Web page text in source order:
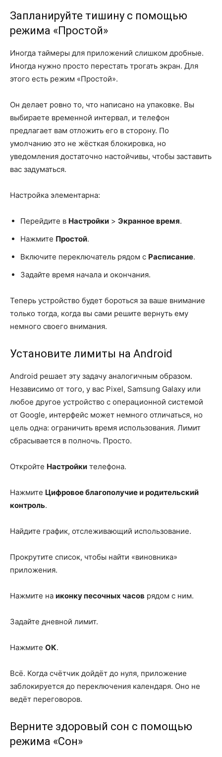
Запланируйте тишину с помощью
режима «Простой»
Иногда таймеры для приложений слишком дробные.
Иногда нужно просто перестать трогать экран. Для
этого есть режим «Простой».
Он делает ровно то, что написано на упаковке. Вы
выбираете временной интервал, и телефон
предлагает вам отложить его в сторону. По
умолчанию это не жёсткая блокировка, но
уведомления достаточно настойчивы, чтобы заставить
вас задуматься.
Настройка элементарна:
Перейдите в Настройки > Экранное время.
Нажмите Простой.
Включите переключатель рядом с Расписание.
Задайте время начала и окончания.
Теперь устройство будет бороться за ваше внимание
только тогда, когда вы сами решите вернуть ему
немного своего внимания.
Установите лимиты на Android
Android решает эту задачу аналогичным образом.
Независимо от того, у вас Pixel, Samsung Galaxy или
любое другое устройство с операционной системой
от Google, интерфейс может немного отличаться, но
цель одна: ограничить время использования. Лимит
сбрасывается в полночь. Просто.
Откройте Настройки телефона.
Нажмите Цифровое благополучие и родительский
контроль.
Найдите график, отслеживающий использование.
Прокрутите список, чтобы найти «виновника»
приложения.
Нажмите на иконку песочных часов рядом с ним.
Задайте дневной лимит.
Нажмите ОК.
Всё. Когда счётчик дойдёт до нуля, приложение
заблокируется до переключения календаря. Оно не
ведёт переговоров.
Верните здоровый сон с помощью
режима «Сон»